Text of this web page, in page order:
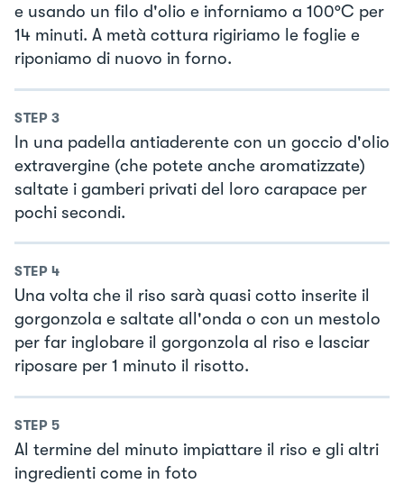
e usando un filo d'olio e inforniamo a 100°C per
14 minuti. A metà cottura rigiriamo le foglie e
riponiamo di nuovo in forno.
STEP 3
In una padella antiaderente con un goccio d'olio
extravergine (che potete anche aromatizzate)
saltate i gamberi privati del loro carapace per
pochi secondi.
STEP 4
Una volta che il riso sarà quasi cotto inserite il
gorgonzola e saltate all'onda o con un mestolo
per far inglobare il gorgonzola al riso e lasciar
riposare per 1 minuto il risotto.
STEP 5
Al termine del minuto impiattare il riso e gli altri
ingredienti come in foto